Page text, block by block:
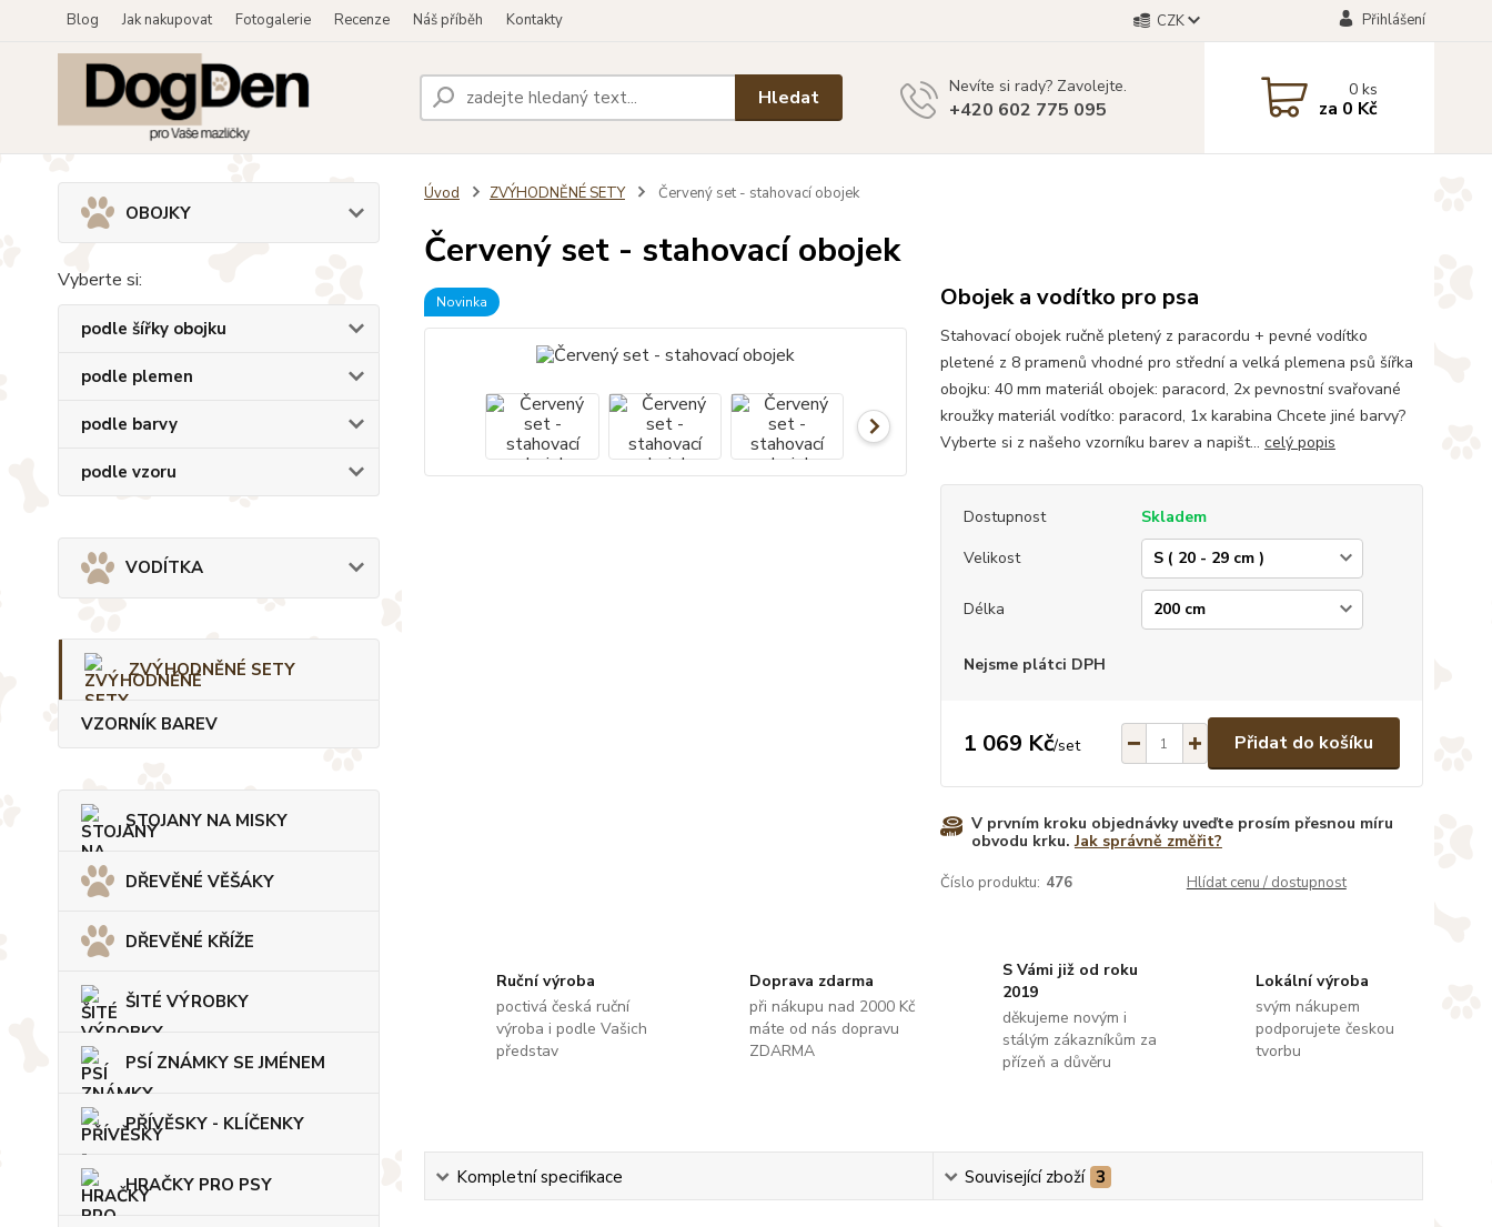
Blog Jak nakupovat Fotogalerie Recenze Náš příběh Kontakty CZK Přihlášení
Hledat Nevíte si rady? Zavolejte.
+420 602 775 095
0ks
za 0 Kč
OBOJKY
Vyberte si:
podle šířky obojku
podle plemen
podle barvy
podle vzoru
VODÍTKA
ZVÝHODNĚNÉ SETY
VZORNÍK BAREV
STOJANY NA MISKY
DŘEVĚNÉ VĚŠÁKY
DŘEVĚNÉ KŘÍŽE
ŠITÉ VÝROBKY
PSÍ ZNÁMKY SE JMÉNEM
PŘÍVĚSKY - KLÍČENKY
HRAČKY PRO PSY
Úvod ZVÝHODNĚNÉ SETY Červený set - stahovací obojek
Červený set - stahovací obojek
Novinka Obojek a vodítko pro psa
Stahovací obojek ručně pletený z paracordu + pevné vodítko
pletené z 8 pramenů vhodné pro střední a velká plemena psů šířka
obojku: 40 mm materiál obojek: paracord, 2x pevnostní svařované
kroužky materiál vodítko: paracord, 1x karabina Chcete jiné barvy?
Vyberte si z našeho vzorníku barev a napišt... celý popis
Dostupnost
Skladem
Velikost
Délka
Nejsme plátci DPH
1 069 Kč/set Přidat do košíku
V prvním kroku objednávky uveďte prosím přesnou míru
obvodu krku.Jak správně změřit?
Číslo produktu: 476 Hlídat cenu / dostupnost
Ruční výroba
poctivá česká ruční
výroba i podle Vašich
představ
Doprava zdarma
při nákupu nad 2000 Kč
máte od nás dopravu
ZDARMA
S Vámi již od roku
2019
děkujeme novým i
stálým zákazníkům za
přízeň a důvěru
Lokální výroba
svým nákupem
podporujete českou
tvorbu
Kompletní specifikace Související zboží 3